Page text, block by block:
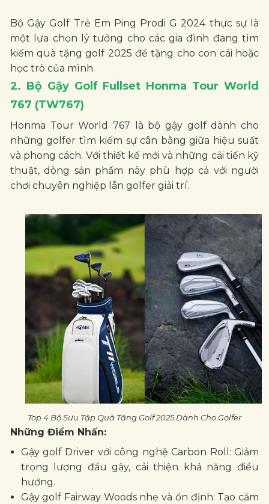
Bộ Gậy Golf Trẻ Em Ping Prodi G 2024 thực sự là
một lựa chọn lý tưởng cho các gia đình đang tìm
kiếm quà tặng golf 2025 để tặng cho con cái hoặc
học trò của mình.
2. Bộ Gậy Golf Fullset Honma Tour World
767 (TW767)
Honma Tour World 767 là bộ gậy golf dành cho
những golfer tìm kiếm sự cân bằng giữa hiệu suất
và phong cách. Với thiết kế mới và những cải tiến kỹ
thuật, dòng sản phẩm này phù hợp cả với người
chơi chuyên nghiệp lẫn golfer giải trí.
Top 4 Bộ Sưu Tập Quà Tặng Golf 2025 Dành Cho Golfer
Những Điểm Nhấn:
Gậy golf Driver với công nghệ Carbon Roll: Giảm
trọng lượng đầu gậy, cải thiện khả năng điều
hướng.
Gậy golf Fairway Woods nhẹ và ổn định: Tạo cảm